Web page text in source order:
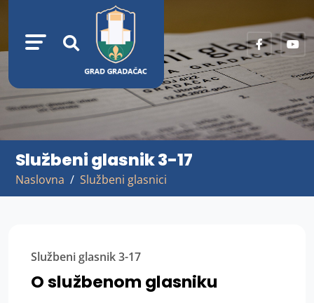
Službeni glasnik 3-17
Naslovna Službeni glasnici
Službeni glasnik 3-17
O službenom glasniku